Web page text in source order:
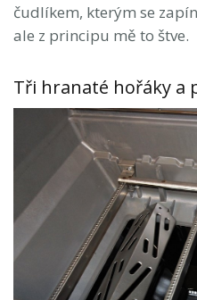
čudlíkem, kterým se
ale z principu mě to štve.
Tři hranaté hořáky a